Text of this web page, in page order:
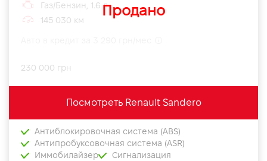
Продано
Газ/Бензин, 1.6 л
145 030 км
230 000 грн
Посмотреть Renault Sandero
Антиблокировочная система (ABS)
Антипробуксовочная система (ASR)
Иммобилайзер
Сигнализация